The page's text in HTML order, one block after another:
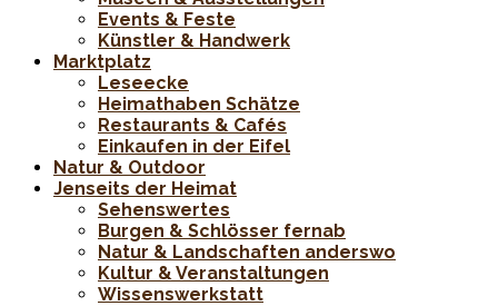
Events & Feste
Künstler & Handwerk
Marktplatz
Leseecke
Heimathaben Schätze
Restaurants & Cafés
Einkaufen in der Eifel
Natur & Outdoor
Jenseits der Heimat
Sehenswertes
Burgen & Schlösser fernab
Natur & Landschaften anderswo
Kultur & Veranstaltungen
Wissenswerkstatt